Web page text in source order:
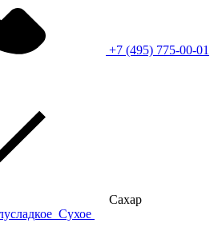
+7 (495) 775-00-01
Сахар
Сухое